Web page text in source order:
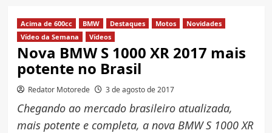
Acima de 600cc BMW Destaques Motos
Novidades
Vídeo da Semana
Vídeos
Nova BMW S 1000 XR 2017 mais
potente no Brasil
Redator Motorede 3 de agosto de 2017
Chegando ao mercado brasileiro atualizada,
mais potente e completa, a nova BMW S 1000 XR